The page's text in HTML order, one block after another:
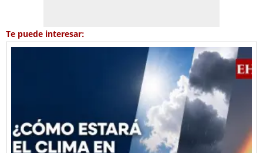
Te puede interesar: